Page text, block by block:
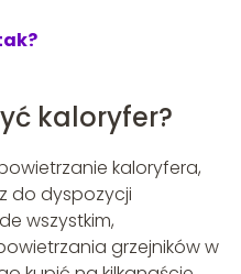
kaloryfer?
kaloryfera,
do dyspozycji
wszystkim,
grzejników w